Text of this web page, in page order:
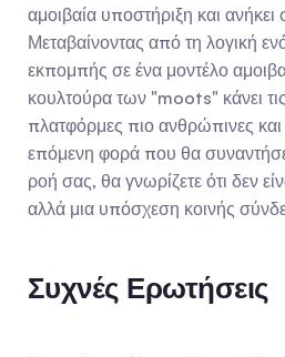
αμοιβαία υποστήριξη και ανήκει
Μεταβαίνοντας από τη λογική
εκπομπής σε ένα μοντέλο
κουλτούρα των "moots" κάνει
πλατφόρμες πιο ανθρώπινες και
επόμενη φορά που θα
ροή σας, θα γνωρίζετε ότι δεν
αλλά μια υπόσχεση κοινής
Συχνές Ερωτήσεις